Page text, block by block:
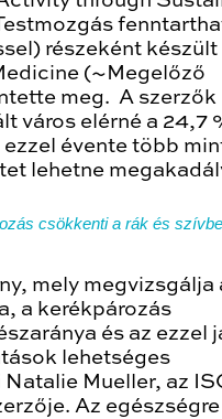
részeként készült
(~Megelőző
meg. A szerzők
város elérné a 24,7
évente több
lehetne
csökkenti a rák és
mely megvizsgálja
a kerékpározás
és az ezzel
lehetséges
Mueller, az
Az egészségre